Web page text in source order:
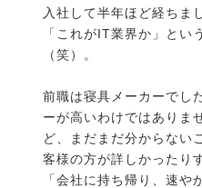
入社して半年ほど経ちま
「これがIT業界か」とい
（笑）。
前職は寝具メーカーでし
ーが高いわけではありま
ど、まだまだ分からない
客様の方が詳しかったり
「会社に持ち帰り、速や